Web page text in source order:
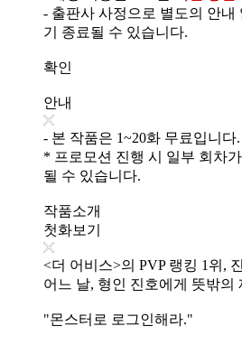
- 출판사 사정으로 별도의 안내
기 종료될 수 있습니다.
확인
안내
- 본 작품은 1~20화 무료입니다.
* 프로모션 진행 시 일부 회차
될 수 있습니다.
작품소개
첫화보기
<더 어비스>의 PVP 랭킹 1위,
어느 날, 형인 진호에게 뜻밖의
"몬스터로 로그인해라."